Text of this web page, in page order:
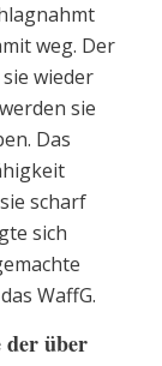
weg. Der
wieder
sie
Das
scharf
sich
WaffG.
der über